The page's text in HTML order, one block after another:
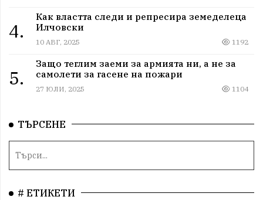
4.
Как властта следи и репресира земеделеца
Илчовски
10 АВГ, 2025 1192
5.
Защо теглим заеми за армията ни, а не за
самолети за гасене на пожари
27 ЮЛИ, 2025 1104
ТЪРСЕНЕ
# ЕТИКЕТИ